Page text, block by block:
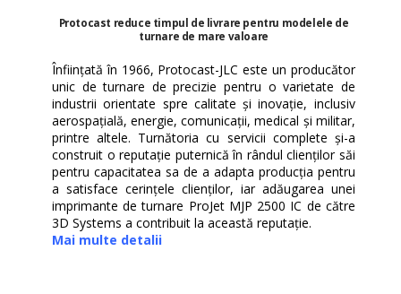
Protocast reduce timpul de livrare pentru modelele de
turnare de mare valoare
Înființată în 1966, Protocast-JLC este un producător
unic de turnare de precizie pentru o varietate de
industrii orientate spre calitate și inovație, inclusiv
aerospațială, energie, comunicații, medical și militar,
printre altele. Turnătoria cu servicii complete și-a
construit o reputație puternică în rândul clienților săi
pentru capacitatea sa de a adapta producția pentru
a satisface cerințele clienților, iar adăugarea unei
imprimante de turnare ProJet MJP 2500 IC de către
3D Systems a contribuit la această reputație.
Mai multe detalii